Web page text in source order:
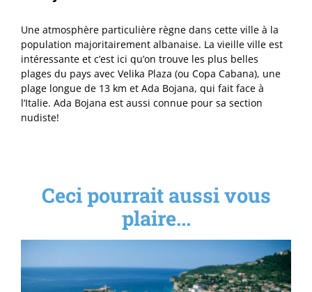
Une atmosphère particulière règne dans cette ville à la
population majoritairement albanaise. La vieille ville est
intéressante et c’est ici qu’on trouve les plus belles
plages du pays avec Velika Plaza (ou Copa Cabana), une
plage longue de 13 km et Ada Bojana, qui fait face à
l’Italie. Ada Bojana est aussi connue pour sa section
nudiste!
Ceci pourrait aussi vous
plaire...